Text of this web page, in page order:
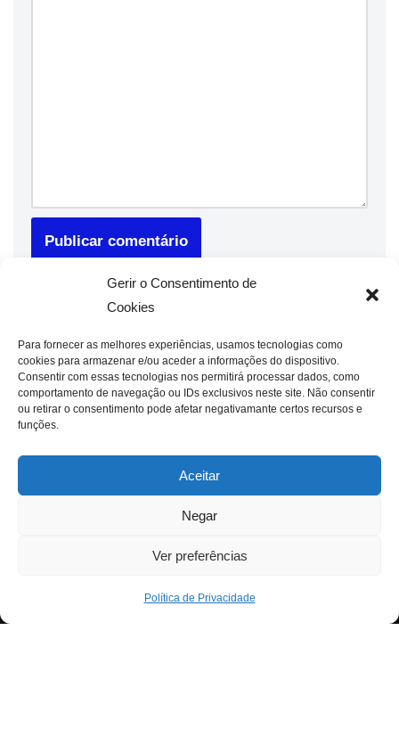
Gerir o Consentimento de
Cookies
Para fornecer as melhores experiências, usamos tecnologias como
cookies para armazenar e/ou aceder a informações do dispositivo.
Consentir com essas tecnologias nos permitirá processar dados, como
comportamento de navegação ou IDs exclusivos neste site. Não consentir
ou retirar o consentimento pode afetar negativamante certos recursos e
funções.
Aceitar
Negar
Ver preferências
Política de Privacidade
| Criado comWordPress